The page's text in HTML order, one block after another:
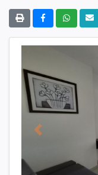
Anterior